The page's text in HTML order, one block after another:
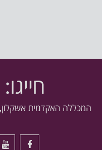
חייגו: 9990*
המכללה האקדמית אשקלון, רח’ בן צבי